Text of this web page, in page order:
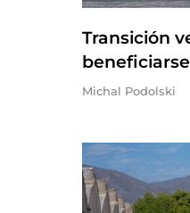
Transición
Michal Podolski